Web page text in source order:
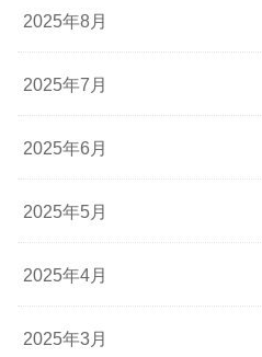
2025年8月
2025年7月
2025年6月
2025年5月
2025年4月
2025年3月